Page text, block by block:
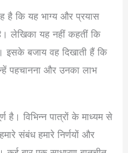
है कि यह भाग्य और प्रयास
लेखिका यह नहीं कहतीं कि
बजाय वह दिखाती हैं कि
पहचानना और उनका लाभ
है। विभिन्न पात्रों के माध्यम से
संबंध हमारे निर्णयों और